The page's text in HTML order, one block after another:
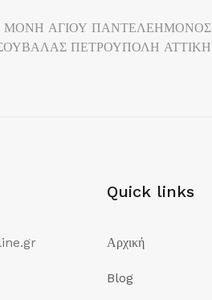
ΜΟΝΗ ΑΓΙΟΥ ΠΑΝΤΕΛΕΗΜΟΝΟΣ
ΠΕΤΡΟΥΠΟΛΗ ΑΤΤΙΚΗ
Quick links
Αρχική
Blog